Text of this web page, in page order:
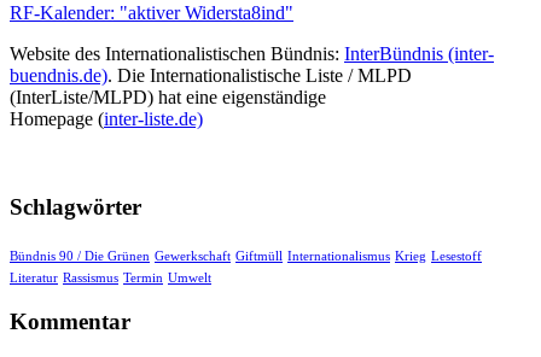
RF-Kalender: "aktiver Widersta8ind"
Website des Internationalistischen Bündnis: InterBündnis (inter-
buendnis.de). Die Internationalistische Liste / MLPD
(InterListe/MLPD) hat eine eigenständige
Homepage (inter-liste.de)
Schlagwörter
Bündnis 90 / Die Grünen Gewerkschaft Giftmüll Internationalismus Krieg Lesestoff
Literatur Rassismus Termin Umwelt
Kommentar